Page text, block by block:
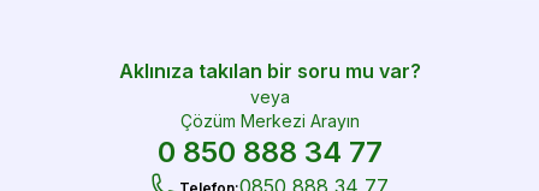
Aklınıza takılan bir soru mu var?
veya
Çözüm Merkezi Arayın
0 850 888 34 77
0850 888 34 77